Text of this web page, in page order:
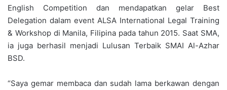
English Competition dan mendapatkan gelar Best
Delegation dalam event ALSA International Legal Training
& Workshop di Manila, Filipina pada tahun 2015. Saat SMA,
ia juga berhasil menjadi Lulusan Terbaik SMAI Al-Azhar
BSD.
“Saya gemar membaca dan sudah lama berkawan dengan